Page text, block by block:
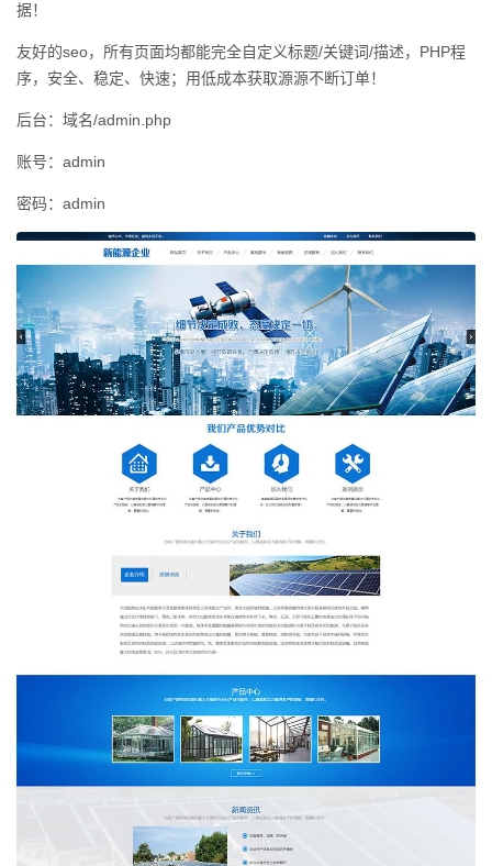
据！
友好的seo，所有页面均都能完全自定义标题/关键词/描述，PHP程
序，安全、稳定、快速；用低成本获取源源不断订单！
后台：域名/admin.php
账号：admin
密码：admin